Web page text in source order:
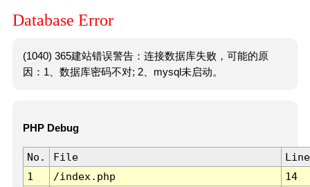
Database Error
(1040) 365建站错误警告：连接数据库失败，可能的原
因：1、数据库密码不对; 2、mysql未启动。
PHP Debug
No. File
Line
1
/index.php 14